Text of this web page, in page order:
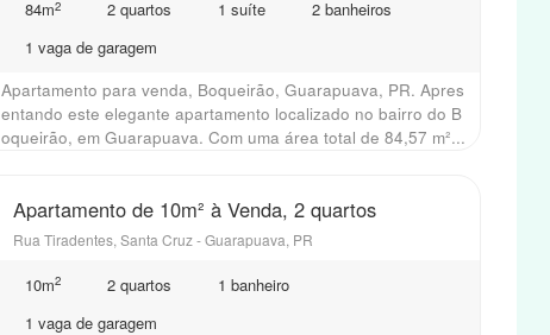
84m2 2 quartos 1 suíte
2 banheiros
1 vaga de garagem
Apartamento para venda, Boqueirão, Guarapuava, PR. Apres
entando este elegante apartamento localizado no bairro do B
oqueirão, em Guarapuava. Com uma área total de 84,57 m²...
Apartamento de 10m² à Venda, 2 quartos
Rua Tiradentes, Santa Cruz - Guarapuava, PR
10m2 2 quartos
1 banheiro
1 vaga de garagem